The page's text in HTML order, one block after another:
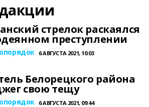
стрелок раскаялся
преступлении
6 АВГУСТА 2021, 10:03
Белорецкого района
свою тещу
6 АВГУСТА 2021, 09:44